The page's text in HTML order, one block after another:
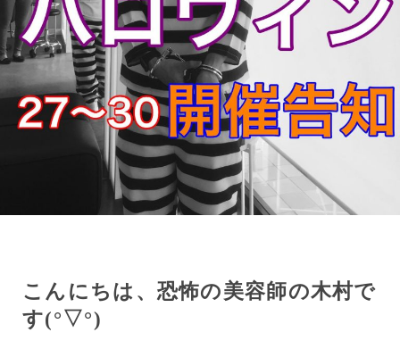
こんにちは、恐怖の美容師の木村で
す(° ▽°)